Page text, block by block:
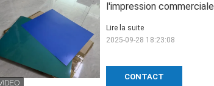
l'impression commerciale
CONTACT
Lire la suite
2025-09-28 18:23:08